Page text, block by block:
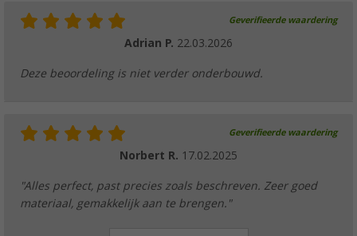
Geverifieerde waardering
Adrian P. 22.03.2026
Deze beoordeling is niet verder onderbouwd.
Geverifieerde waardering
Norbert R. 17.02.2025
"Alles perfect, past precies zoals beschreven. Zeer goed
materiaal, gemakkelijk aan te brengen."